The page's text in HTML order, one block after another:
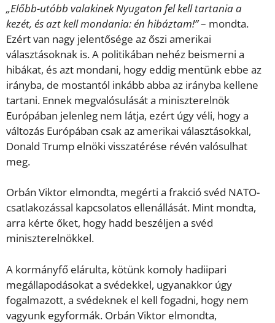
„Előbb-utóbb valakinek Nyugaton fel kell tartania a
kezét, és azt kell mondania: én hibáztam!”– mondta.
Ezért van nagy jelentősége az őszi amerikai
választásoknak is. A politikában nehéz beismerni a
hibákat, és azt mondani, hogy eddig mentünk ebbe az
irányba, de mostantól inkább abba az irányba kellene
tartani. Ennek megvalósulását a miniszterelnök
Európában jelenleg nem látja, ezért úgy véli, hogy a
változás Európában csak az amerikai választásokkal,
Donald Trump elnöki visszatérése révén valósulhat
meg.
Orbán Viktor elmondta, megérti a frakció svéd NATO-
csatlakozással kapcsolatos ellenállását. Mint mondta,
arra kérte őket, hogy hadd beszéljen a svéd
miniszterelnökkel.
A kormányfő elárulta, kötünk komoly hadiipari
megállapodásokat a svédekkel, ugyanakkor úgy
fogalmazott, a svédeknek el kell fogadni, hogy nem
vagyunk egyformák. Orbán Viktor elmondta,